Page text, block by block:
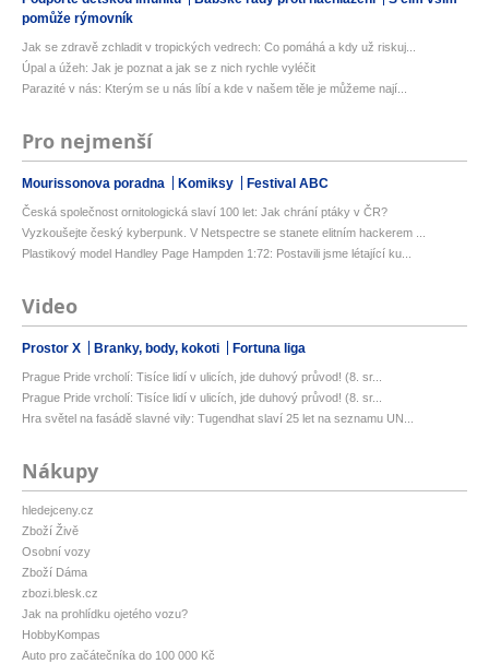
pomůže rýmovník
Jak se zdravě zchladit v tropických vedrech: Co pomáhá a kdy už riskuj...
Úpal a úžeh: Jak je poznat a jak se z nich rychle vyléčit
Parazité v nás: Kterým se u nás líbí a kde v našem těle je můžeme nají...
Pro nejmenší
Mourissonova poradna Komiksy Festival ABC
Česká společnost ornitologická slaví 100 let: Jak chrání ptáky v ČR?
Vyzkoušejte český kyberpunk. V Netspectre se stanete elitním hackerem ...
Plastikový model Handley Page Hampden 1:72: Postavili jsme létající ku...
Video
Prostor X Branky, body, kokoti Fortuna liga
Prague Pride vrcholí: Tisíce lidí v ulicích, jde duhový průvod! (8. sr...
Prague Pride vrcholí: Tisíce lidí v ulicích, jde duhový průvod! (8. sr...
Hra světel na fasádě slavné vily: Tugendhat slaví 25 let na seznamu UN...
Nákupy
hledejceny.cz
Zboží Živě
Osobní vozy
Zboží Dáma
zbozi.blesk.cz
Jak na prohlídku ojetého vozu?
HobbyKompas
Auto pro začátečníka do 100 000 Kč